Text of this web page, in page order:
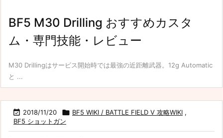
BF5 M30 Drilling おすすめカスタ
ム・専門技能・レビュー
M30 Drillingはサービス開始時では最強の近距離武器。12g Automatic
と ...
 2018/11/20  BF5 WIKI / BATTLE FIELD V 攻略WIKI ,
BF5 ショットガン